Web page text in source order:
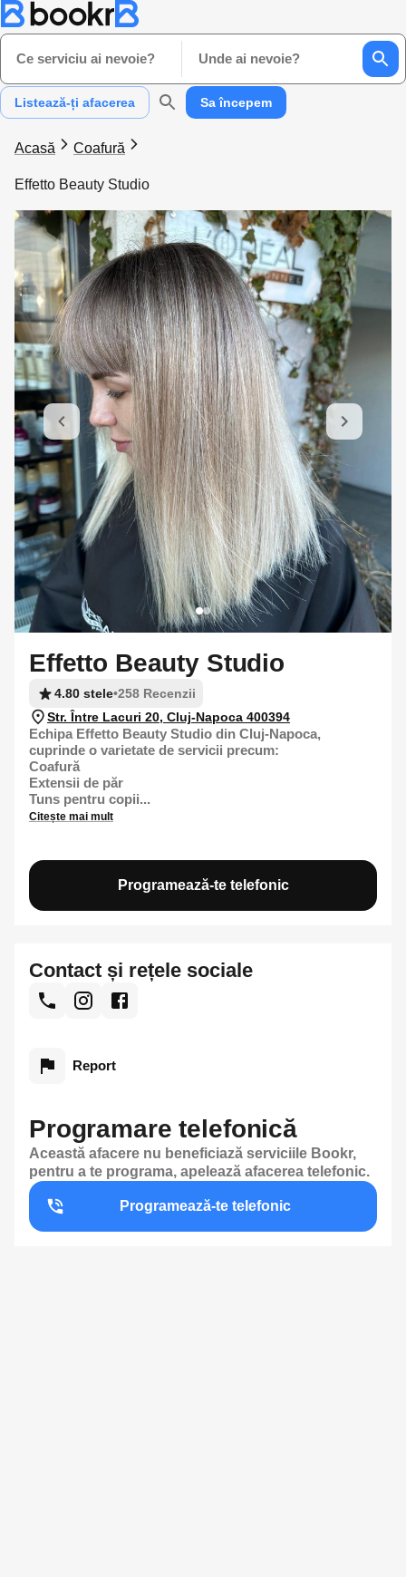
Ce serviciu ai nevoie? Unde ai nevoie?
Listează-ți afacerea Sa începem
Acasă Coafură
Effetto Beauty Studio
Effetto Beauty Studio
4.80 stele•258 Recenzii
Str. Între Lacuri 20, Cluj-Napoca 400394
Echipa Effetto Beauty Studio din Cluj-Napoca,
cuprinde o varietate de servicii precum:
Coafură
Extensii de păr
Tuns pentru copii...
Citește mai mult
Programează-te telefonic
Programare telefonică
Această afacere nu beneficiază serviciile Bookr,
pentru a te programa, apelează afacerea telefonic.
Programează-te telefonic
Contact și rețele sociale
Report